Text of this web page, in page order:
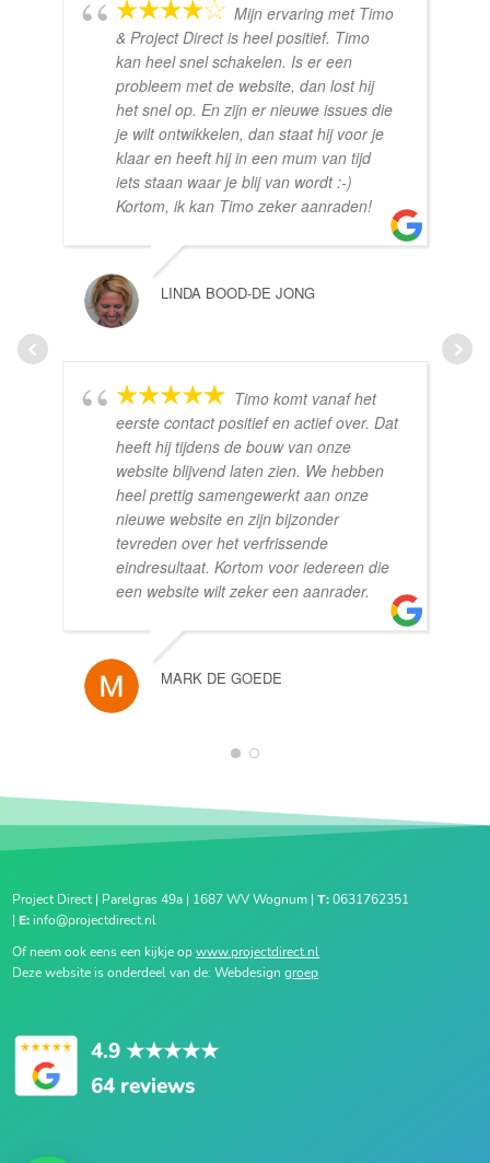
Mijn ervaring met Timo
& Project Direct is heel positief. Timo
kan heel snel schakelen. Is er een
probleem met de website, dan lost hij
het snel op. En zijn er nieuwe issues die
je wilt ontwikkelen, dan staat hij voor je
klaar en heeft hij in een mum van tijd
iets staan waar je blij van wordt :-)
Kortom, ik kan Timo zeker aanraden!
LINDA BOOD-DE JONG
Timo komt vanaf het
eerste contact positief en actief over. Dat
heeft hij tijdens de bouw van onze
website blijvend laten zien. We hebben
heel prettig samengewerkt aan onze
nieuwe website en zijn bijzonder
tevreden over het verfrissende
eindresultaat. Kortom voor iedereen die
een website wilt zeker een aanrader.
MARK DE GOEDE
1 2
Project Direct | Parelgras 49a | 1687 WV Wognum |T:0631762351
| E: info@projectdirect.nl
Of neem ook eens een kijkje opwww.projectdirect.nl
Deze website is onderdeel van de: Webdesigngroep
4.9 ★★★★★
64 reviews